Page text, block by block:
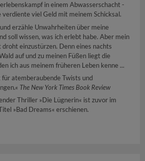
in einem Abwasserschacht -
viel Geld mit meinem Schicksal.
erzähle Unwahrheiten über meine
soll wissen, was ich erlebt habe. Aber mein
einzustürzen. Denn eines nachts
auf und zu meinen Füßen liegt die
ich aus meinem früheren Leben kenne ...
atemberaubende Twists und
The New York Times Book Review
Thriller »Die Lügnerin« ist zuvor im
»Bad Dreams« erschienen.